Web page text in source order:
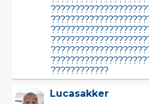
Lucasakker